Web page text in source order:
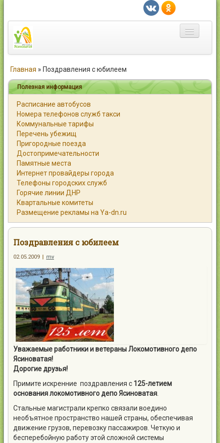
Город
Статьи
Каталог
Справочник
Работа
Объявления
Помощь
Контакты
Главная » Поздравления с юбилеем
Полезная информация
Расписание автобусов
Номера телефонов служб такси
Коммунальные тарифы
Перечень убежищ
Пригородные поезда
Достопримечательности
Памятные места
Интернет провайдеры города
Телефоны городских служб
Горячие линии ДНР
Квартальные комитеты
Размещение рекламы на Ya-dn.ru
Поздравления с юбилеем
02.05.2009 | mv
Уважаемые работники и ветераны Локомотивного депо
Ясиноватая!
Дорогие друзья!
Примите искренние поздравления с 125-летием
основания локомотивного депо Ясиноватая
Стальные магистрали крепко связали воедино
необъятное пространство нашей страны, обеспечивая
движение грузов, перевозку пассажиров. Четкую и
бесперебойную работу этой сложной системы